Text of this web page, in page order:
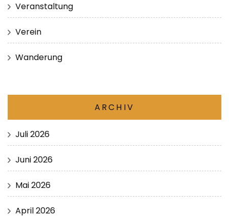
Veranstaltung
Verein
Wanderung
ARCHIV
Juli 2026
Juni 2026
Mai 2026
April 2026